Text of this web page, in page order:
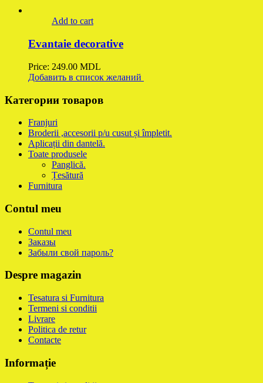
Add to cart
Evantaie decorative
Price: 249.00 MDL
Добавить в список желаний
Категории товаров
Franjuri
Broderii ,accesorii p/u cusut și împletit.
Aplicații din dantelă.
Toate produsele
Panglică.
Țesătură
Furnitura
Contul meu
Contul meu
Заказы
Забыли свой пароль?
Despre magazin
Tesatura si Furnitura
Termeni si conditii
Livrare
Politica de retur
Contacte
Informație